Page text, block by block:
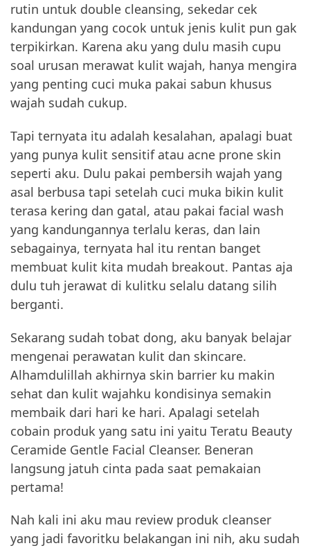
rutin untuk double cleansing, sekedar cek
kandungan yang cocok untuk jenis kulit pun gak
terpikirkan. Karena aku yang dulu masih cupu
soal urusan merawat kulit wajah, hanya mengira
yang penting cuci muka pakai sabun khusus
wajah sudah cukup.
Tapi ternyata itu adalah kesalahan, apalagi buat
yang punya kulit sensitif atau acne prone skin
seperti aku. Dulu pakai pembersih wajah yang
asal berbusa tapi setelah cuci muka bikin kulit
terasa kering dan gatal, atau pakai facial wash
yang kandungannya terlalu keras, dan lain
sebagainya, ternyata hal itu rentan banget
membuat kulit kita mudah breakout. Pantas aja
dulu tuh jerawat di kulitku selalu datang silih
berganti.
Sekarang sudah tobat dong, aku banyak belajar
mengenai perawatan kulit dan skincare.
Alhamdulillah akhirnya skin barrier ku makin
sehat dan kulit wajahku kondisinya semakin
membaik dari hari ke hari. Apalagi setelah
cobain produk yang satu ini yaitu Teratu Beauty
Ceramide Gentle Facial Cleanser. Beneran
langsung jatuh cinta pada saat pemakaian
pertama!
Nah kali ini aku mau review produk cleanser
yang jadi favoritku belakangan ini nih, aku sudah